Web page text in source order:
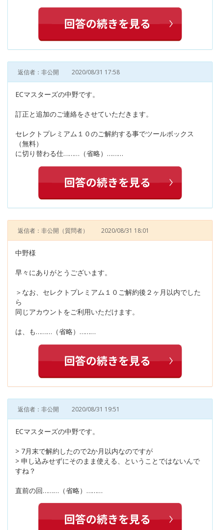
返信者：非公開 2020/08/31 17:58
ECマスターズの中野です。
訂正と追加のご連絡をさせていただきます。
セレクトプレミアム１０のご解約する事でツールボックス
（無料）
に切り替わる仕………（省略）………
返信者：非公開 （質問者） 2020/08/31 18:01
中野様
早々にありがとうございます。
＞なお、セレクトプレミアム１０ご解約後２ヶ月以内でした
ら
同じアカウントをご利用いただけます。
は、も………（省略）………
返信者：非公開 2020/08/31 19:51
ECマスターズの中野です。
> 7月末で解約したので2か月以内なのですが
> 申し込みせずにそのまま使える、ということではないんで
すね？
直前の回………（省略）………